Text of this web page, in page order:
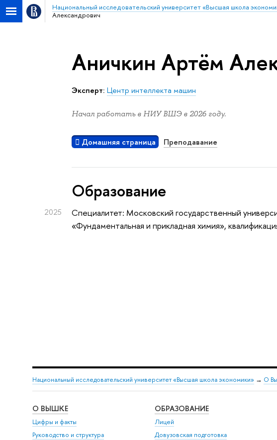
Национальный исследовательский университет «Высшая школа
Александрович
Аничкин Артём
Эксперт: Центр интеллекта машин
Начал работать в НИУ ВШЭ в 2026 году.
Домашняя страница Преподавание
Oбразование
2025
Специалитет: Московский государственный
«Фундаментальная и прикладная химия»,
Национальный исследовательский университет «Высшая школа экономики» → О
О ВЫШКЕ
Цифры и факты
Руководство и структура
ОБРАЗОВАНИЕ
Лицей
Довузовская подготовка